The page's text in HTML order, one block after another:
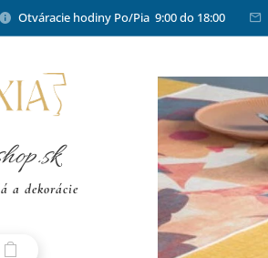
Otváracie hodiny Po/Pia 9:00 do 18:00
a dekorácie